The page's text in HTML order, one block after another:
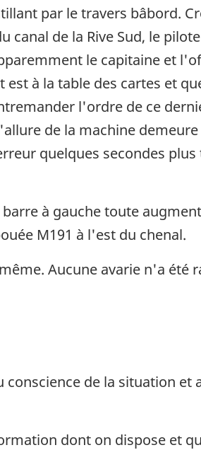
par le travers bâbord.
canal de la Rive Sud, le
le capitaine et
à la table des cartes et
l'ordre de ce
de la machine
quelques secondes
à gauche toute
M191 à l'est du chenal.
Aucune avarie n'a été
de la situation et
dont on dispose et